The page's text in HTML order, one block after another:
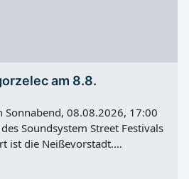
am 8.8.
Sonnabend, 08.08.2026, 17:00
Soundsystem Street Festivals
ist die Neißevorstadt.
Die Veranstaltung knüpft an